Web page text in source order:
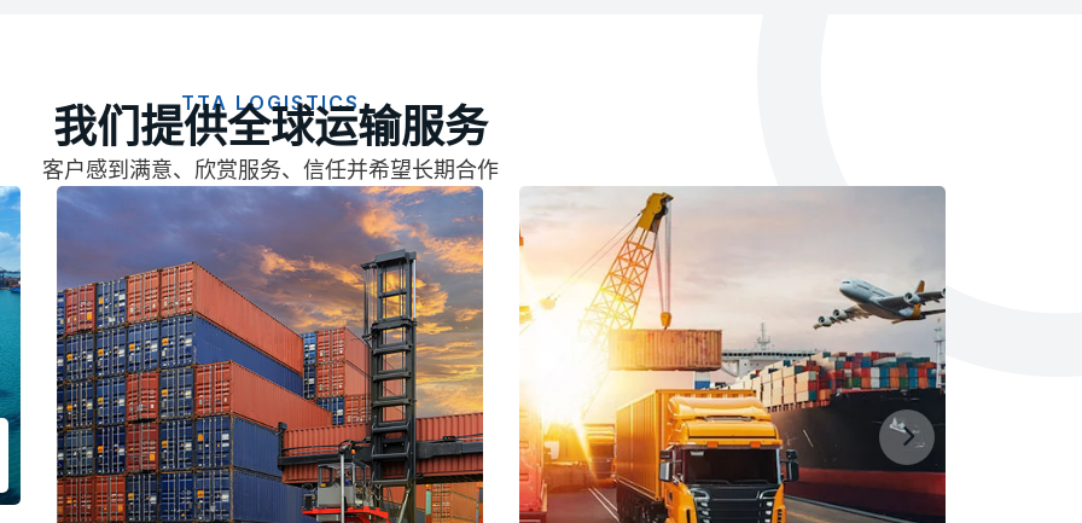
TTA LOGISTICS
我们提供全球运输服务
客户感到满意、欣赏服务、信任并希望长期合作